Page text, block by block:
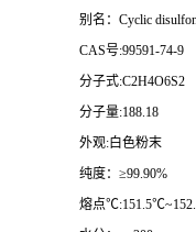
别名：Cyclic
CAS号:99591-74-9
分子式:C2H4O6S2
分子量:188.18
外观:白色粉末
纯度：≥99.90%
熔点